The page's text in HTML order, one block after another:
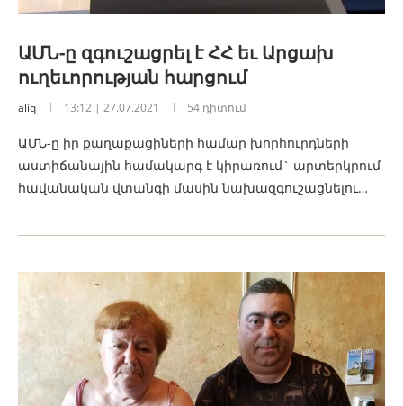
ԱՄՆ-ը զգուշացրել է ՀՀ եւ Արցախ
ուղեւորության հարցում
aliq 13:12 | 27.07.2021 54 դիտում
ԱՄՆ-ը իր քաղաքացիների համար խորհուրդների
աստիճանային համակարգ է կիրառում` արտերկրում
հավանական վտանգի մասին նախազգուշացնելու…